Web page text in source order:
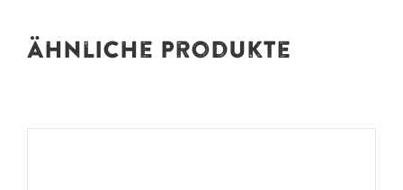
Ähnliche Produkte